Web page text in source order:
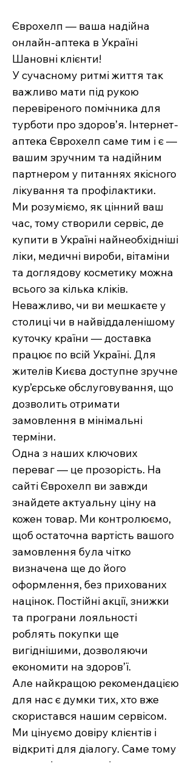
Єврохелп — ваша надійна
онлайн-аптека в Україні
Шановні клієнти!
У сучасному ритмі життя так
важливо мати під рукою
перевіреного помічника для
турботи про здоров’я. Інтернет-
аптека Єврохелп саме тим і є —
вашим зручним та надійним
партнером у питаннях якісного
лікування та профілактики.
Ми розуміємо, як цінний ваш
час, тому створили сервіс, де
купити в Україні найнеобхідніші
ліки, медичні вироби, вітаміни
та доглядову косметику можна
всього за кілька кліків.
Неважливо, чи ви мешкаєте у
столиці чи в найвіддаленішому
куточку країни — доставка
працює по всій Україні. Для
жителів Києва доступне зручне
кур’єрське обслуговування, що
дозволить отримати
замовлення в мінімальні
терміни.
Одна з наших ключових
переваг — це прозорість. На
сайті Єврохелп ви завжди
знайдете актуальну ціну на
кожен товар. Ми контролюємо,
щоб остаточна вартість вашого
замовлення була чітко
визначена ще до його
оформлення, без прихованих
націнок. Постійні акції, знижки
та програни лояльності
роблять покупки ще
вигіднішими, дозволяючи
економити на здоров’ї.
Але найкращою рекомендацією
для нас є думки тих, хто вже
скористався нашим сервісом.
Ми цінуємо довіру клієнтів і
відкриті для діалогу. Саме тому